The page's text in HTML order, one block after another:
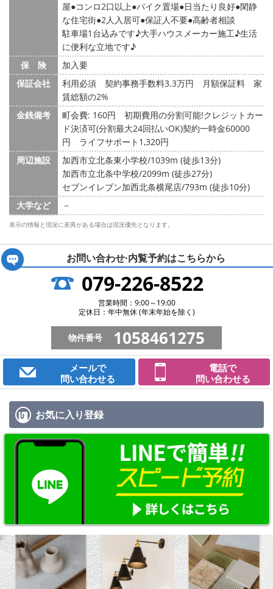
屋 コンロ2口以上 バイク置場 日当たり良好 閑静
な住宅街 2人入居可 保証人不要 高齢者相談
駐車場1台込みです♪大手ハウスメーカー施工♪生活
に便利な立地です♪
保 険
加入要
保証会社
利用必須 契約事務手数料3.3万円 月額保証料 家
賃総額の2%
金銭備考
町会費: 160円
初期費用の分割可能!クレジットカー
ド決済可(分割最大24回払いOK)契約一時金60000
円 ライフサポート1,320円
周辺施設
加西市立北条東小学校/1039m (徒歩13分)
加西市立北条中学校/2099m (徒歩27分)
セブンイレブン加西北条横尾店/793m (徒歩10分)
大学など
－
表示の情報と現況に差異がある場合は現況優先となります。
お問い合わせ·内覧予約はこちらから
079-226-8522
営業時間：9:00～19:00
定休日：年中無休 (年末年始を除く)
物件番号 1058461275
メールで
問い合わせる
電話で
問い合わせる
お気に入り登録